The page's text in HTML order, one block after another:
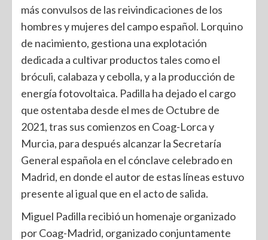
más convulsos de las reivindicaciones de los
hombres y mujeres del campo español. Lorquino
de nacimiento, gestiona una explotación
dedicada a cultivar productos tales como el
bróculi, calabaza y cebolla, y a la producción de
energía fotovoltaica. Padilla ha dejado el cargo
que ostentaba desde el mes de Octubre de
2021, tras sus comienzos en Coag-Lorca y
Murcia, para después alcanzar la Secretaría
General española en el cónclave celebrado en
Madrid, en donde el autor de estas líneas estuvo
presente al igual que en el acto de salida.
Miguel Padilla recibió un homenaje organizado
por Coag-Madrid, organizado conjuntamente